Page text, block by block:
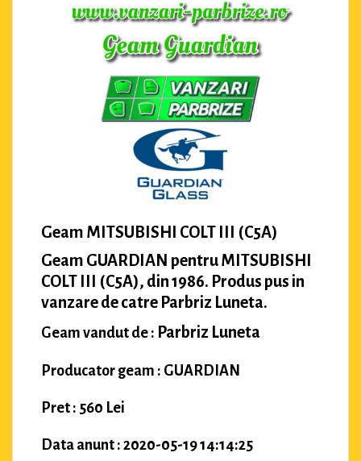
Geam MITSUBISHI COLT III (C5A)
Geam GUARDIAN pentru MITSUBISHI
COLT III (C5A), din 1986. Produs pus in
vanzare de catre Parbriz Luneta.
Geam vandut de : Parbriz Luneta
Producator geam : GUARDIAN
Pret : 560 Lei
Data anunt : 2020-05-19 14:14:25